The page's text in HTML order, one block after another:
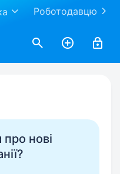
Роботодавцю
про нові